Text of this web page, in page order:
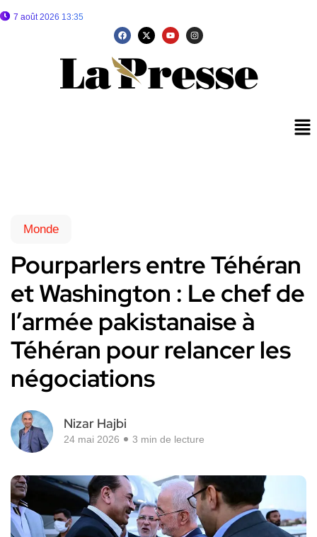
7 août 2026 13:35
Monde
Pourparlers entre Téhéran
et Washington : Le chef de
l’armée pakistanaise à
Téhéran pour relancer les
négociations
Nizar Hajbi
24 mai 2026 3 min de lecture